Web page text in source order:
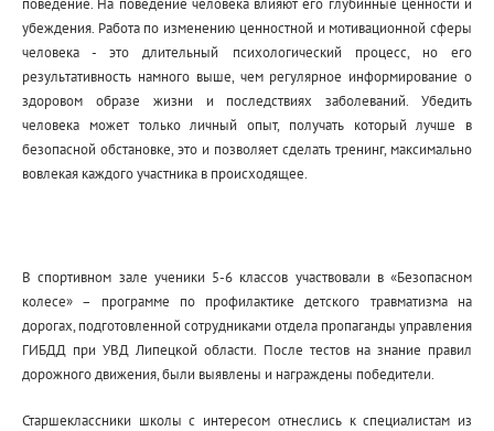
поведение. На поведение человека влияют его глубинные ценности и
убеждения. Работа по изменению ценностной и мотивационной сферы
человека - это длительный психологический процесс, но его
результативность намного выше, чем регулярное информирование о
здоровом образе жизни и последствиях заболеваний. Убедить
человека может только личный опыт, получать который лучше в
безопасной обстановке, это и позволяет сделать тренинг, максимально
вовлекая каждого участника в происходящее.
В спортивном зале ученики 5-6 классов участвовали в «Безопасном
колесе» – программе по профилактике детского травматизма на
дорогах, подготовленной сотрудниками отдела пропаганды управления
ГИБДД при УВД Липецкой области. После тестов на знание правил
дорожного движения, были выявлены и награждены победители.
Старшеклассники школы с интересом отнеслись к специалистам из